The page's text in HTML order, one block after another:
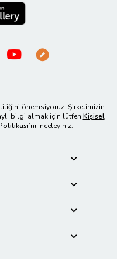
önemsiyoruz. Şirketimizin
bilgi almak için lütfen Kişisel
’nı inceleyiniz.